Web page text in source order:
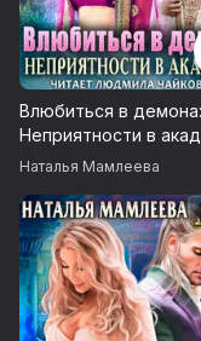
Влюбиться в демона:
Неприятности в
Наталья Мамлеева